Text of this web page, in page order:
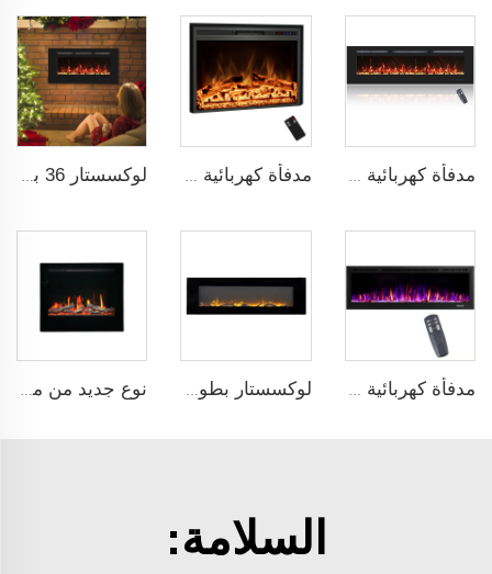
لوكسستار 36 بوصة مدمجة مثبتة على الحائط مدفأة كهربائية للتدفئة الزخرفية بناءً متعدد الألوان التحكم عن بعد داخلي
مدفأة كهربائية معلقة على الحائط بقياس 50 بوصة ذات شعلات حقيقية متعددة الألوان من Luxstar (للبيع الساخن) لوكسستار بطول 60 إنشًا مروحة كهربائية معلقة بالحائط للبيع مع إعدادات ثنائية للحرارة لهب كهربائي ومروحة نوع جديد من مروحة الكهرباء المنزلية من Luxstar ZEF48V بشاشة إلكترونية ومدخل مروحة كهربائية مع ضوء LED وتأثير لهب حقيقي يُباع بكثافة
السلامة: